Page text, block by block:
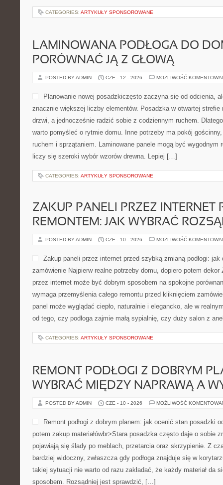
CATEGORIES: ARTYKUŁY SPONSOROWANE
LAMINOWANA PODŁOGA DO
PORÓWNAĆ JĄ Z GŁOWĄ
POSTED BY ADMIN CZE - 12 - 2026 MOŻLIWOŚĆ
Planowanie nowej posadzkiczęsto zaczyna się od odcienia,
znacznie większej liczby elementów. Posadzka w otwartej strefie
drzwi, a jednocześnie radzić sobie z codziennym ruchem.
warto pomyśleć o rytmie domu. Inne potrzeby ma pokój
ruchem i sprzątaniem. Laminowane panele mogą być wygodnym
liczy się szeroki wybór wzorów drewna. Lepiej […]
CATEGORIES: ARTYKUŁY SPONSOROWANE
ZAKUP PANELI PRZEZ INTERNET
REMONTEM: JAK WYBRAĆ
POSTED BY ADMIN CZE - 10 - 2026 MOŻLIWOŚĆ
Zakup paneli przez internet przed szybką zmianą podłogi: jak
zamówienie Najpierw realne potrzeby domu, dopiero potem dekor
przez internet może być dobrym sposobem na spokojne
wymaga przemyślenia całego remontu przed kliknięciem
panel może wyglądać ciepło, naturalnie i elegancko, ale w
od tego, czy podłoga zajmie małą sypialnię, czy duży salon z
CATEGORIES: ARTYKUŁY SPONSOROWANE
REMONT PODŁOGI Z DOBRYM
WYBRAĆ MIĘDZY NAPRAWĄ A
POSTED BY ADMIN CZE - 10 - 2026 MOŻLIWOŚĆ
Remont podłogi z dobrym planem: jak ocenić stan posadzki
potem zakup materiałówbr>Stara posadzka często daje o sobie
pojawiają się ślady po meblach, przetarcia oraz skrzypienie. Z
bardziej widoczny, zwłaszcza gdy podłoga znajduje się w
takiej sytuacji nie warto od razu zakładać, że każdy materiał da
sposobem. Rozsądniej jest sprawdzić, […]